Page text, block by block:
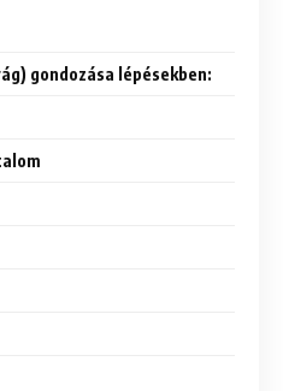
gondozása lépésekben: